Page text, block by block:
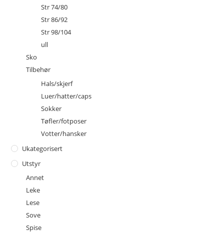
Str 74/80
Str 86/92
Str 98/104
ull
Sko
Tilbehør
Hals/skjerf
Luer/hatter/caps
Sokker
Tøfler/fotposer
Votter/hansker
Ukategorisert
Utstyr
Annet
Leke
Lese
Sove
Spise